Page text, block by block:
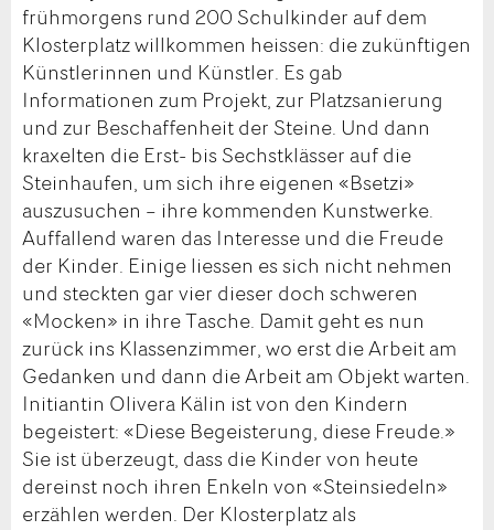
frühmorgens rund 200 Schulkinder auf dem
Klosterplatz willkommen heissen: die zukünftigen
Künstlerinnen und Künstler. Es gab
Informationen zum Projekt, zur Platzsanierung
und zur Beschaffenheit der Steine. Und dann
kraxelten die Erst- bis Sechstklässer auf die
Steinhaufen, um sich ihre eigenen «Bsetzi»
auszusuchen – ihre kommenden Kunstwerke.
Auffallend waren das Interesse und die Freude
der Kinder. Einige liessen es sich nicht nehmen
und steckten gar vier dieser doch schweren
«Mocken» in ihre Tasche. Damit geht es nun
zurück ins Klassenzimmer, wo erst die Arbeit am
Gedanken und dann die Arbeit am Objekt warten.
Initiantin Olivera Kälin ist von den Kindern
begeistert: «Diese Begeisterung, diese Freude.»
Sie ist überzeugt, dass die Kinder von heute
dereinst noch ihren Enkeln von «Steinsiedeln»
erzählen werden. Der Klosterplatz als